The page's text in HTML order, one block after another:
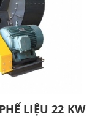
LIỆU 22 KW